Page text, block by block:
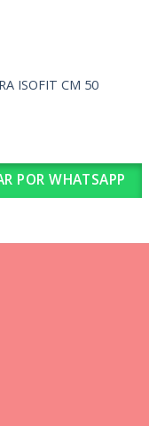
ISOFIT CM 50
POR WHATSAPP